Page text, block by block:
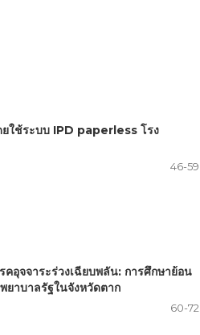
ยใช้ระบบ IPD paperless โรง
46-59
อุจจาระร่วงเฉียบพลัน: การศึกษาย้อน
ยาบาลรัฐในจังหวัดตาก
60-72